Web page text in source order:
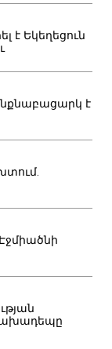
է Եկեղեցուն
է
է